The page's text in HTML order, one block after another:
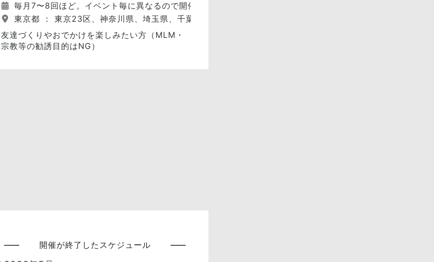
毎月7〜8回ほど。イベント毎に異なるので開催日程をご覧ください
東京都 ： 東京23区、神奈川県、埼玉県、千葉県
友達づくりやおでかけを楽しみたい方（MLM・
宗教等の勧誘目的はNG）
開催が終了したスケジュール